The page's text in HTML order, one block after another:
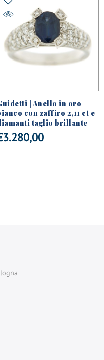
| Anello in oro
con zaffiro 2,11 ct e
taglio brillante
3.280,00